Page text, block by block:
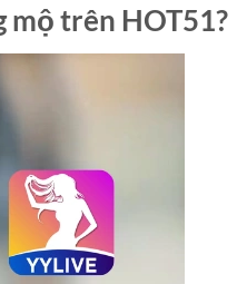
mộ trên HOT51?